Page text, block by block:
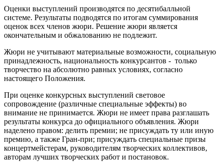
Оценки выступлений производятся по десятибалльной
системе. Результаты подводятся по итогам суммирования
оценок всех членов жюри. Решение жюри является
окончательным и обжалованию не подлежит.
Жюри не учитывают материальные возможности, социальную
принадлежность, национальность конкурсантов - только
творчество на абсолютно равных условиях, согласно
настоящего Положения.
При оценке конкурсных выступлений световое
сопровождение (различные специальные эффекты) во
внимание не принимается. Жюри не имеет права разглашать
результаты конкурса до официального объявления. Жюри
наделено правом: делить премии; не присуждать ту или иную
премию, а также Гран-при; присуждать специальные призы
концертмейстерам, руководителям творческих коллективов,
авторам лучших творческих работ и постановок.